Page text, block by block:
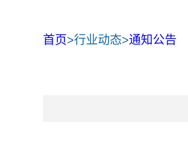
首页>行业动态>通知公告